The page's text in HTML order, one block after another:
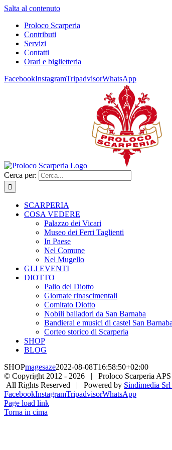
Salta al contenuto
Proloco Scarperia
Contributi
Servizi
Contatti
Orari e biglietteria
FacebookInstagramTripadvisorWhatsApp
Cerca per:
SCARPERIA
COSA VEDERE
Palazzo dei Vicari
Museo dei Ferri Taglienti
In Paese
Nel Comune
Nel Mugello
GLI EVENTI
DIOTTO
Palio del Diotto
Giornate rinascimentali
Comitato Diotto
Nobili balladori da San Barnaba
Bandierai e musici di castel San Barnaba
Corteo storico di Scarperia
SHOP
BLOG
SHOPmagesaze2022-08-08T16:58:50+02:00
© Copyright 2012 - 2026 | Proloco Scarperia APS
All Rights Reserved | Powered by Sindimedia Srl
FacebookInstagramTripadvisorWhatsApp
Page load link
Torna in cima